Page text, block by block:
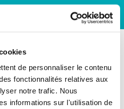
de personnaliser le contenu
fonctionnalités relatives aux
notre trafic. Nous
informations sur l'utilisation de